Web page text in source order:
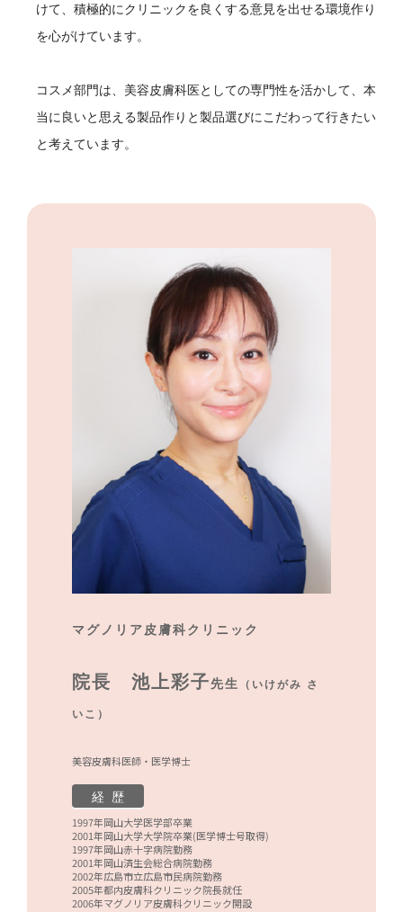
けて、積極的にクリニックを良くする意見を出せる環境作り
を心がけています。
コスメ部門は、美容皮膚科医としての専門性を活かして、本
当に良いと思える製品作りと製品選びにこだわって行きたい
と考えています。
マグノリア皮膚科クリニック
院長 池上彩子先生 （いけがみ さ
いこ）
美容皮膚科医師・医学博士
経 歴
1997年岡山大学医学部卒業
2001年岡山大学大学院卒業(医学博士号取得)
1997年岡山赤十字病院勤務
2001年岡山済生会総合病院勤務
2002年広島市立広島市民病院勤務
2005年都内皮膚科クリニック院長就任
2006年マグノリア皮膚科クリニック開設